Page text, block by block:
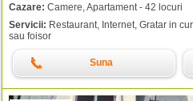
Cazare: Camere, Apartament - 42 locuri
Servicii: Restaurant, Internet, Gratar in
sau foisor
Suna